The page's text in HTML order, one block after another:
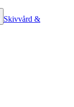
Skivvård &